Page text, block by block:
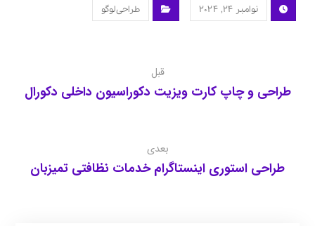
نوامبر ۲۴, ۲۰۲۴ طراحی لوگو
قبل
طراحی و چاپ کارت ویزیت دکوراسیون داخلی دکورال
بعدی
طراحی استوری اینستاگرام خدمات نظافتی تمیزبان